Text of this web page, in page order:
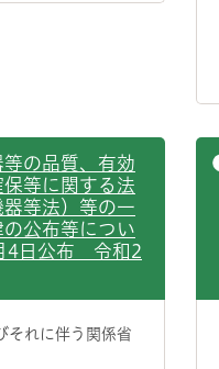
の品質、有効
等に関する法
等法）等の一
公布等につい
4日公布 令和2
それに伴う関係省